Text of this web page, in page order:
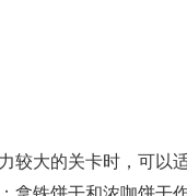
较大的关卡时，可以